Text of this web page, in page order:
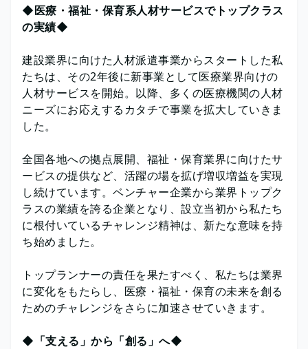
◆医療・福祉・保育系人材サービスでトップクラス
の実績◆
建設業界に向けた人材派遣事業からスタートした私
たちは、その2年後に新事業として医療業界向けの
人材サービスを開始。以降、多くの医療機関の人材
ニーズにお応えするカタチで事業を拡大していきま
した。
全国各地への拠点展開、福祉・保育業界に向けたサ
ービスの提供など、活躍の場を拡げ増収増益を実現
し続けています。ベンチャー企業から業界トップク
ラスの業績を誇る企業となり、設立当初から私たち
に根付いているチャレンジ精神は、新たな意味を持
ち始めました。
トップランナーの責任を果たすべく、私たちは業界
に変化をもたらし、医療・福祉・保育の未来を創る
ためのチャレンジをさらに加速させていきます。
◆「支える」から「創る」へ◆